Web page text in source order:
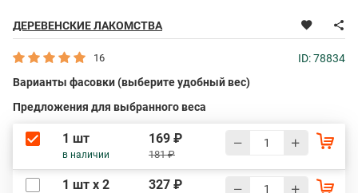
ДЕРЕВЕНСКИЕ ЛАКОМСТВА
16
ID: 78834
Варианты фасовки (выберите удобный вес)
Предложения для выбранного веса
1 шт
в наличии
169 ₽
181 ₽
1 шт х 2 327 ₽